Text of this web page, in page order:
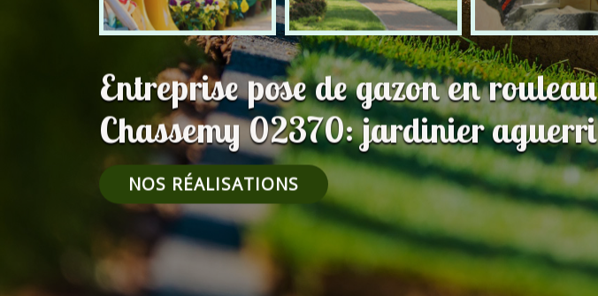
Entreprise pose de gazon en rouleau
Chassemy 02370: jardinier aguerri
NOS RÉALISATIONS